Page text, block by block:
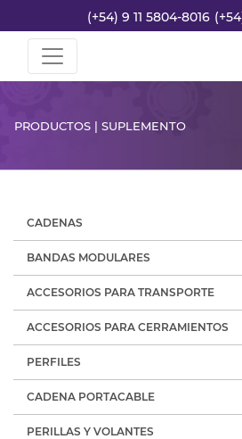
(+54) 9 11 5804-8016
PRODUCTOS | SUPLEMENTO
CADENAS
BANDAS MODULARES
ACCESORIOS PARA TRANSPORTE
ACCESORIOS PARA CERRAMIENTOS
PERFILES
CADENA PORTACABLE
PERILLAS Y VOLANTES